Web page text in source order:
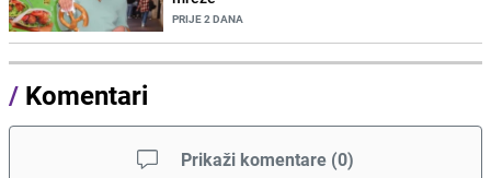
PRIJE 2 DANA
/ Komentari
Prikaži komentare (0)